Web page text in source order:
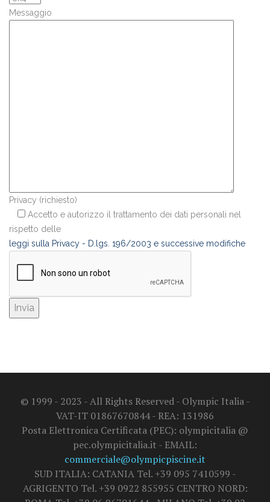
Messaggio
Privacy (richiesto)
Accetto e autorizzo il trattamento dei dati personali nel
rispetto delle
leggi sulla Privacy - D.lgs. 196/2003 e successive modifiche
© 1999 - 2023 - All Rights Reserved - Olympic Italia -
VAT-IT 01867670844 - REA: 131986
Posta Elettronica Certificata (PEC): olympicitalia @
pec.olympicitalia.it - EMAIL:
commerciale@olympicpiscine.it
SUD ITALIA: CATANIA Tel. +39 095 7410599 -
AGRIGENTO Tel. +39 0922 855955 CENTRO NORD: